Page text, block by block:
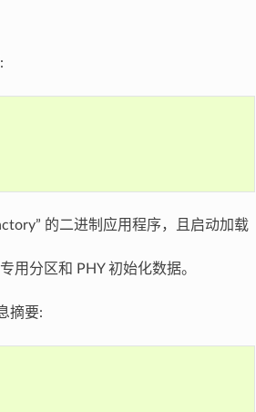
的二进制应用程序，且启动加载
用分区和 PHY 初始化数据。
摘要: